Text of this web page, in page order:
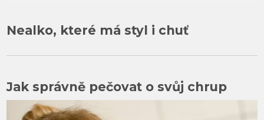
Nealko, které má styl i chuť
Jak správně pečovat o svůj chrup